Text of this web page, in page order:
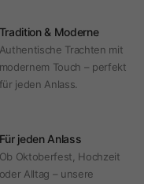
Tradition & Moderne
Authentische Trachten mit
modernem Touch – perfekt
für jeden Anlass.
Für jeden Anlass
Ob Oktoberfest, Hochzeit
Alltag – unsere